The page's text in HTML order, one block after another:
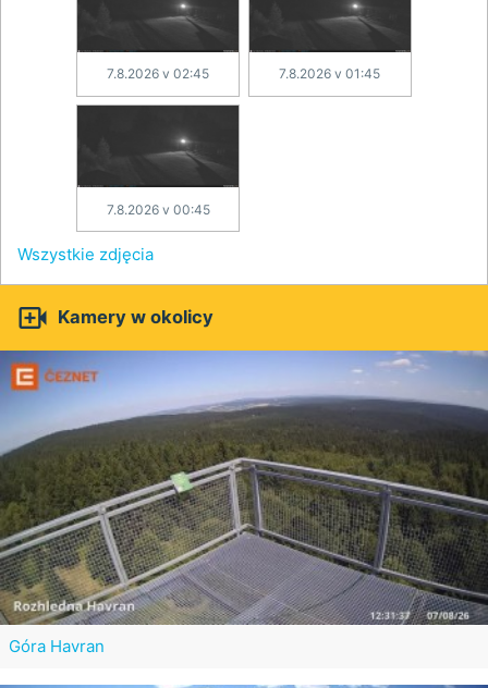
7.8.2026 v 02:45 7.8.2026 v 01:45
7.8.2026 v 00:45
Wszystkie zdjęcia
 Kamery w okolicy
Góra Havran